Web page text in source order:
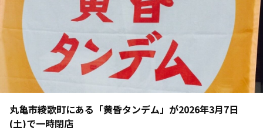
丸亀市綾歌町にある「黄昏タンデム」が2026年3月7日
(土)で一時閉店